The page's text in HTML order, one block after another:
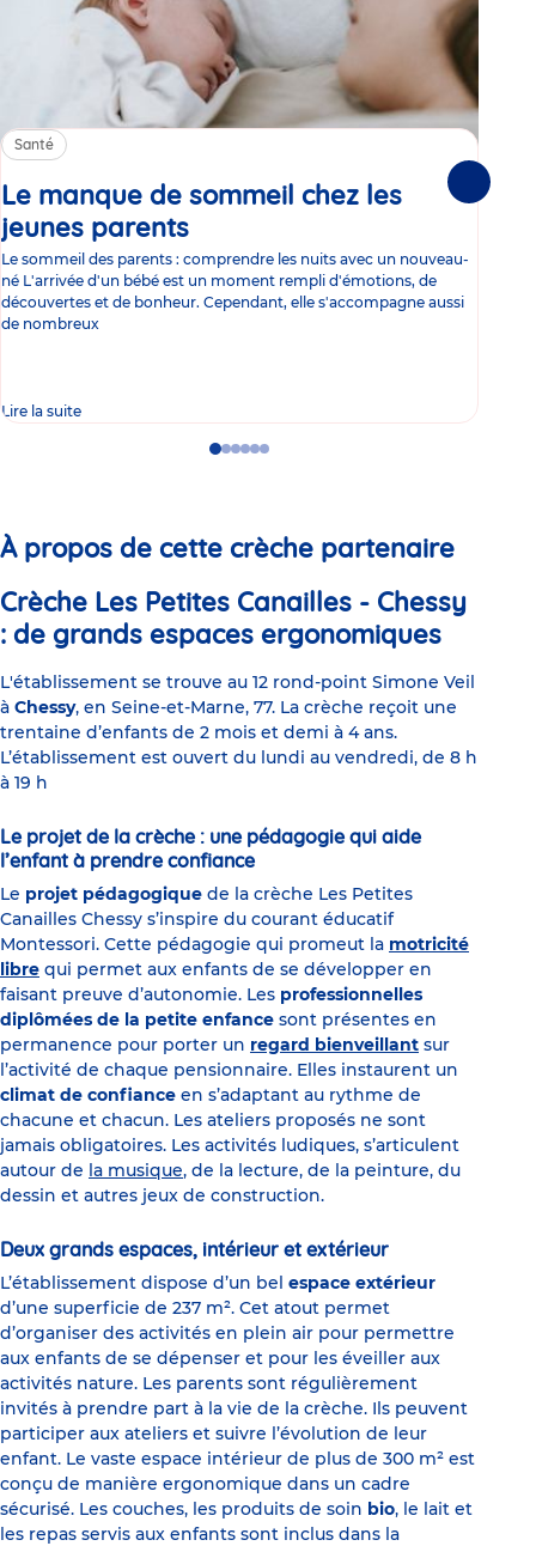
Santé
Le manque de sommeil chez les
jeunes parents
Le sommeil des parents : comprendre les nuits avec un nouveau-
né L'arrivée d'un bébé est un moment rempli d'émotions, de
découvertes et de bonheur. Cependant, elle s'accompagne aussi
de nombreux
Lire la suite
GoGoGoGo
GoGo
À propos de cette crèche partenaire
Crèche Les Petites Canailles - Chessy
: de grands espaces ergonomiques
L'établissement se trouve au 12 rond-point Simone Veil
à Chessy, en Seine-et-Marne, 77. La crèche reçoit une
trentaine d’enfants de 2 mois et demi à 4 ans.
L’établissement est ouvert du lundi au vendredi, de 8 h
à 19 h
Le projet de la crèche : une pédagogie qui aide
l’enfant à prendre confiance
Le projet pédagogique de la crèche Les Petites
Canailles Chessy s’inspire du courant éducatif
Montessori. Cette pédagogie qui promeut la motricité
libre qui permet aux enfants de se développer en
faisant preuve d’autonomie. Les professionnelles
diplômées de la petite enfance sont présentes en
permanence pour porter un regard bienveillant sur
l’activité de chaque pensionnaire. Elles instaurent un
climat de confiance en s’adaptant au rythme de
chacune et chacun. Les ateliers proposés ne sont
jamais obligatoires. Les activités ludiques, s’articulent
autour de la musique, de la lecture, de la peinture, du
dessin et autres jeux de construction.
Deux grands espaces, intérieur et extérieur
L’établissement dispose d’un bel espace extérieur
d’une superficie de 237 m². Cet atout permet
d’organiser des activités en plein air pour permettre
aux enfants de se dépenser et pour les éveiller aux
activités nature. Les parents sont régulièrement
invités à prendre part à la vie de la crèche. Ils peuvent
participer aux ateliers et suivre l’évolution de leur
enfant. Le vaste espace intérieur de plus de 300 m² est
conçu de manière ergonomique dans un cadre
sécurisé. Les couches, les produits de soin bio, le lait et
les repas servis aux enfants sont inclus dans la